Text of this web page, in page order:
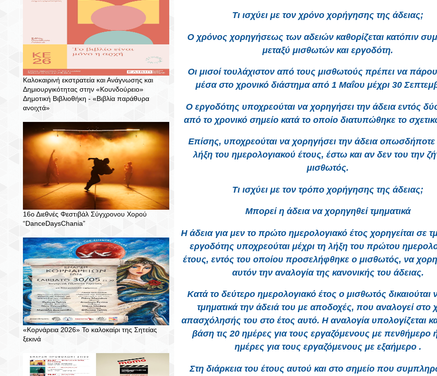
Καλοκαιρινή εκστρατεία και Ανάγνωσης και
Δημιουργικότητας στην «Κουνδούρειο»
Δημοτική Βιβλιοθήκη - «Βιβλία παράθυρα
ανοιχτά»
16ο Διεθνές Φεστιβάλ Σύγχρονου Χορού
“DanceDaysChania”
«Κορνάρεια 2026» Το καλοκαίρι της Σητείας
ξεκινά
Τι ισχύει με τον χρόνο χορήγησης της άδειας;
Ο χρόνος χορηγήσεως των αδειών καθορίζεται κατόπιν
μεταξύ μισθωτών και εργοδότη.
Οι μισοί τουλάχιστον από τους μισθωτούς πρέπει να
μέσα στο χρονικό διάστημα από 1 Μαΐου μέχρι 30
Ο εργοδότης υποχρεούται να χορηγήσει την άδεια εντός
από το χρονικό σημείο κατά το οποίο διατυπώθηκε το
Επίσης, υποχρεούται να χορηγήσει την άδεια οπωσδήποτε
λήξη του ημερολογιακού έτους, έστω και αν δεν του την
μισθωτός.
Τι ισχύει με τον τρόπο χορήγησης της άδειας;
Μπορεί η άδεια να χορηγηθεί τμηματικά
Η άδεια για μεν το πρώτο ημερολογιακό έτος χορηγείται σε
εργοδότης υποχρεούται μέχρι τη λήξη του πρώτου
έτους, εντός του οποίου προσελήφθηκε ο μισθωτός, να
αυτόν την αναλογία της κανονικής του άδειας.
Κατά το δεύτερο ημερολογιακό έτος ο μισθωτός δικαιούται
τμηματικά την άδειά του με αποδοχές, που αναλογεί στο
απασχόλησής του στο έτος αυτό. Η αναλογία υπολογίζεται
βάση τις 20 ημέρες για τους εργαζόμενους με πενθήμερο ή
ημέρες για τους εργαζόμενους με εξαήμερο .
Στη διάρκεια του έτους αυτού και στο σημείο που